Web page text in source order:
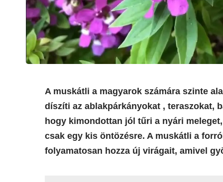
A muskátli a magyarok számára szinte
díszíti az ablakpárkányokat , teraszokat,
hogy kimondottan jól tűri a nyári
csak egy kis öntözésre. A muskátli a
folyamatosan hozza új virágait, amivel